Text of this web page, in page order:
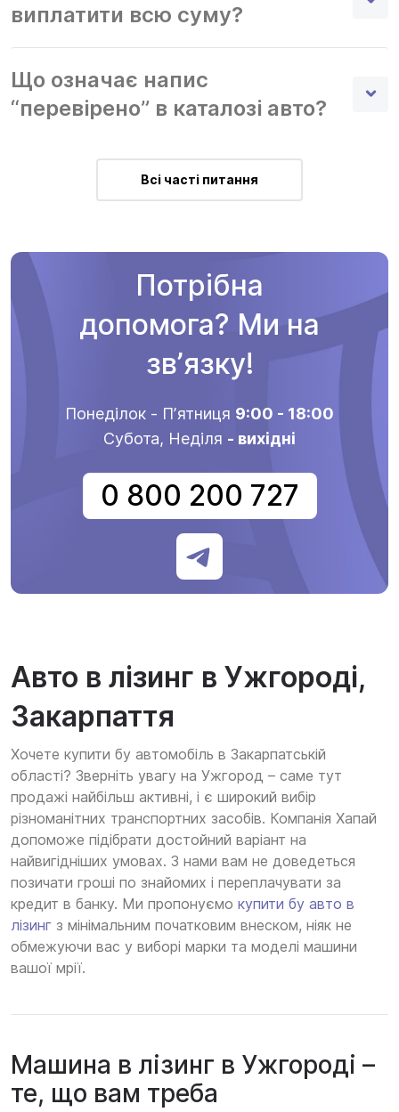
виплатити всю суму?
Що означає напис
“перевірено” в каталозі авто?
Всі часті питання
Потрібна
допомога? Ми на
звʼязку!
Понеділок - Пʼятниця 9:00 - 18:00
Субота, Неділя - вихідні
0 800 200 727
Авто в лізинг в Ужгороді,
Закарпаття
Хочете купити бу автомобіль в Закарпатській
області? Зверніть увагу на Ужгород – саме тут
продажі найбільш активні, і є широкий вибір
різноманітних транспортних засобів. Компанія Хапай
допоможе підібрати достойний варіант на
найвигідніших умовах. З нами вам не доведеться
позичати гроші по знайомих і переплачувати за
кредит в банку. Ми пропонуємо купити бу авто в
лізинг з мінімальним початковим внеском, ніяк не
обмежуючи вас у виборі марки та моделі машини
вашої мрії.
Машина в лізинг в Ужгороді –
те, що вам треба